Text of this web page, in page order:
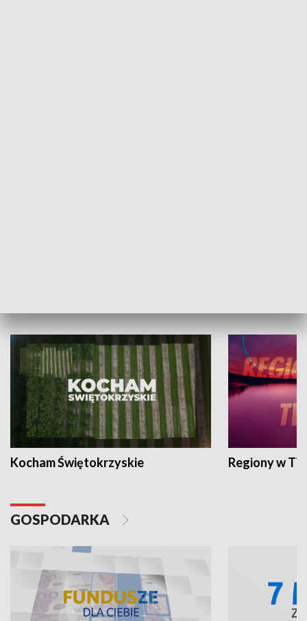
Kocham Świętokrzyskie Regiony w
GOSPODARKA